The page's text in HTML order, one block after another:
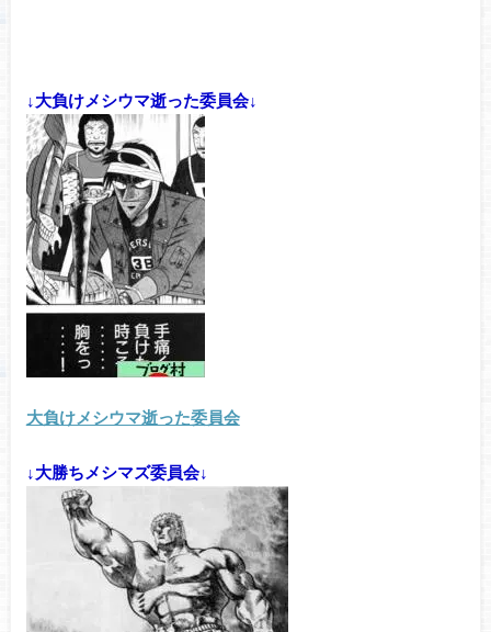
↓大負けメシウマ逝った委員会↓
大負けメシウマ逝った委員会
↓大勝ちメシマズ委員会↓